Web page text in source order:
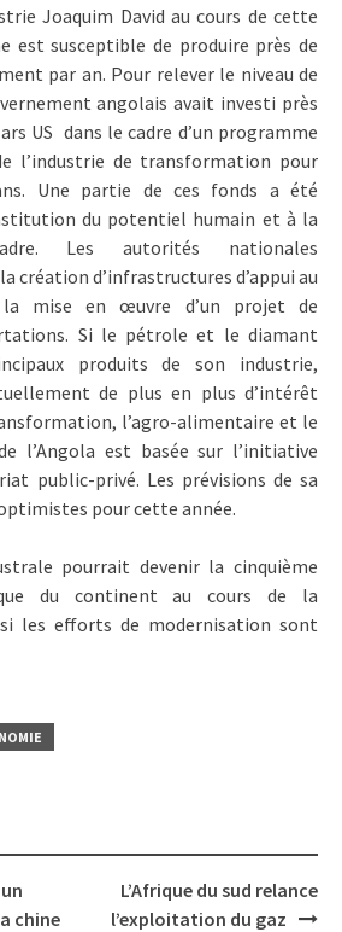
Joaquim David au cours de cette
est susceptible de produire près de
par an. Pour relever le niveau de
angolais avait investi près
US dans le cadre d’un programme
l’industrie de transformation pour
Une partie de ces fonds a été
du potentiel humain et à la
Les autorités nationales
création d’infrastructures d’appui au
mise en œuvre d’un projet de
Si le pétrole et le diamant
produits de son industrie,
de plus en plus d’intérêt
l’agro-alimentaire et le
l’Angola est basée sur l’initiative
public-privé. Les prévisions de sa
pour cette année.
pourrait devenir la cinquième
du continent au cours de la
les efforts de modernisation sont
chine
L’Afrique du sud relance
l’exploitation du gaz